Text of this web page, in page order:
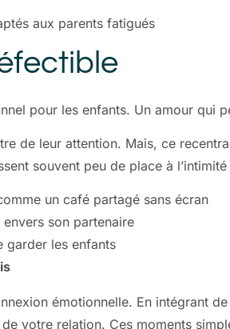
aux parents fatigués
pour les enfants. Un amour qui
de leur attention. Mais, ce
souvent peu de place à
un café partagé sans écran
envers son partenaire
garder les enfants
émotionnelle. En intégrant
votre relation. Ces moments